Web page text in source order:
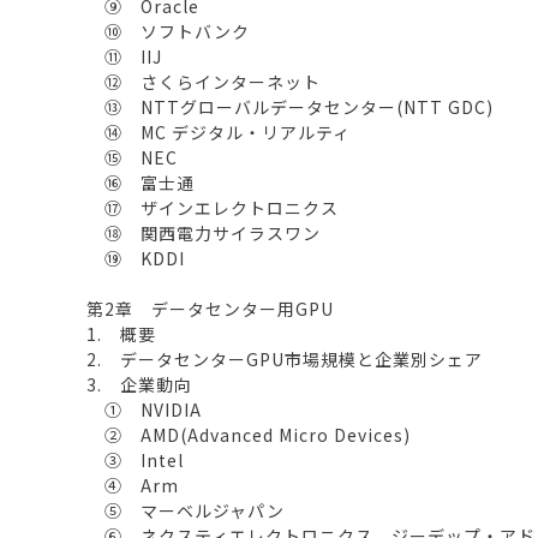
⑨ Oracle
⑩ ソフトバンク
⑪ IIJ
⑫ さくらインターネット
⑬ NTTグローバルデータセンター(NTT GDC)
⑭ MC デジタル・リアルティ
⑮ NEC
⑯ 富士通
⑰ ザインエレクトロニクス
⑱ 関西電力サイラスワン
⑲ KDDI
第2章 データセンター用GPU
1. 概要
2. データセンターGPU市場規模と企業別シェア
3. 企業動向
① NVIDIA
② AMD(Advanced Micro Devices)
③ Intel
④ Arm
⑤ マーベルジャパン